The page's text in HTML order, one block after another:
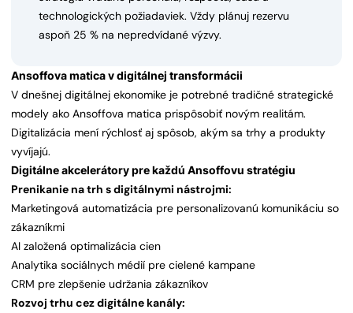
technologických požiadaviek. Vždy plánuj rezervu
aspoň 25 % na nepredvídané výzvy.
Ansoffova matica v digitálnej transformácii
V dnešnej digitálnej ekonomike je potrebné tradičné strategické
modely ako Ansoffova matica prispôsobiť novým realitám.
Digitalizácia mení rýchlosť aj spôsob, akým sa trhy a produkty
vyvíjajú.
Digitálne akcelerátory pre každú Ansoffovu stratégiu
Prenikanie na trh s digitálnymi nástrojmi:
Marketingová automatizácia pre personalizovanú komunikáciu so
zákazníkmi
AI založená optimalizácia cien
Analytika sociálnych médií pre cielené kampane
CRM pre zlepšenie udržania zákazníkov
Rozvoj trhu cez digitálne kanály: